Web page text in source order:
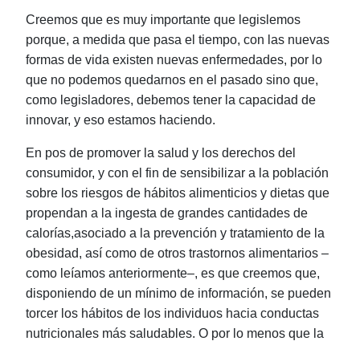
Creemos que es muy importante que legislemos
porque, a medida que pasa el tiempo, con las nuevas
formas de vida existen nuevas enfermedades, por lo
que no podemos quedarnos en el pasado sino que,
como legisladores, debemos tener la capacidad de
innovar, y eso estamos haciendo.
En pos de promover la salud y los derechos del
consumidor, y con el fin de sensibilizar a la población
sobre los riesgos de hábitos alimenticios y dietas que
propendan a la ingesta de grandes cantidades de
calorías,asociado a la prevención y tratamiento de la
obesidad, así como de otros trastornos alimentarios ‒
como leíamos anteriormente‒, es que creemos que,
disponiendo de un mínimo de información, se pueden
torcer los hábitos de los individuos hacia conductas
nutricionales más saludables. O por lo menos que la